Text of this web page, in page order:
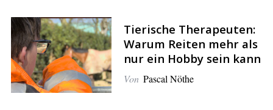
Tierische Therapeuten:
Warum Reiten mehr als
nur ein Hobby sein kann
Von Pascal Nöthe
S
e
a
r
c